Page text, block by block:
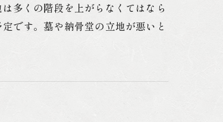
多くの階段を上がらなくてはなら
です。墓や納骨堂の立地が悪いと